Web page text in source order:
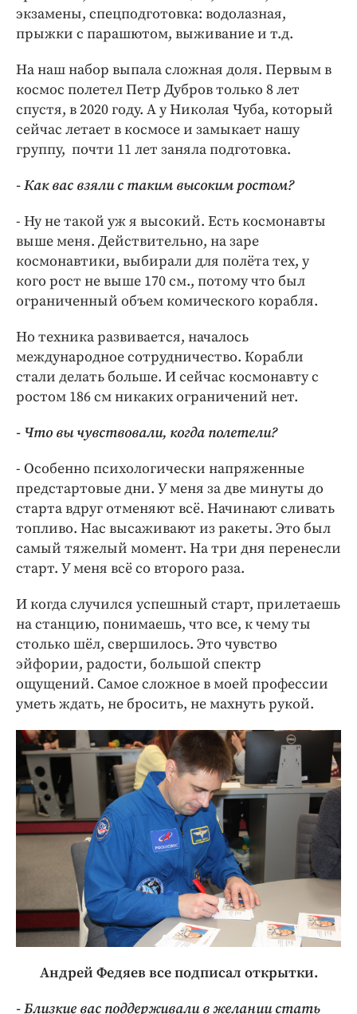
экзамены, спецподготовка: водолазная,
прыжки с парашютом, выживание и т.д.
На наш набор выпала сложная доля. Первым в
космос полетел Петр Дубров только 8 лет
спустя, в 2020 году. А у Николая Чуба, который
сейчас летает в космосе и замыкает нашу
группу, почти 11 лет заняла подготовка.
- Как вас взяли с таким высоким ростом?
- Ну не такой уж я высокий. Есть космонавты
выше меня. Действительно, на заре
космонавтики, выбирали для полёта тех, у
кого рост не выше 170 см., потому что был
ограниченный объем комического корабля.
Но техника развивается, началось
международное сотрудничество. Корабли
стали делать больше. И сейчас космонавту с
ростом 186 см никаких ограничений нет.
- Что вы чувствовали, когда полетели?
- Особенно психологически напряженные
предстартовые дни. У меня за две минуты до
старта вдруг отменяют всё. Начинают сливать
топливо. Нас высаживают из ракеты. Это был
самый тяжелый момент. На три дня перенесли
старт. У меня всё со второго раза.
И когда случился успешный старт, прилетаешь
на станцию, понимаешь, что все, к чему ты
столько шёл, свершилось. Это чувство
эйфории, радости, большой спектр
ощущений. Самое сложное в моей профессии
уметь ждать, не бросить, не махнуть рукой.
Андрей Федяев все подписал открытки.
- Близкие вас поддерживали в желании стать